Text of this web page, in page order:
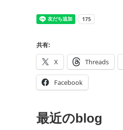
共有:
X Threads
Facebook
最近のblog